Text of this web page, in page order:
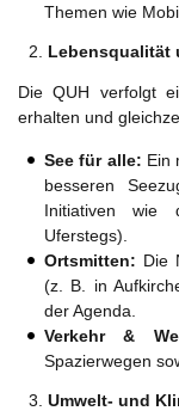
Themen wie
Lebensqualität
Die QUH verfolgt
erhalten und
See für alle: Ein
besseren
Initiativen wie
Uferstegs).
Ortsmitten: Die
(z. B. in
der Agenda.
Verkehr &
Spazierwegen
Umwelt- und